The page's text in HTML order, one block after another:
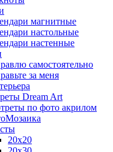
магнитные
настольные
настенные
самостоятельно
за меня
Dream Art
по фото акрилом
20х20